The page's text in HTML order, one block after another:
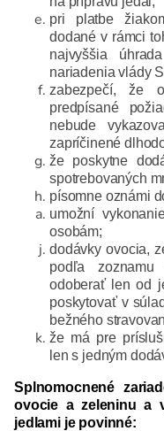
pri platbe
dodané v rámci
najvyššia
nariadenia vlády
zabezpečí, že
predpísané
nebude
zapríčinené
že poskytne
spotrebovaných
písomne oznámi
umožní
osobám;
dodávky ovocia,
podľa
odoberať len od
poskytovať v
bežného
že má pre
len s jedným
Splnomocnené
ovocie a zeleninu a
jedlami je povinné: